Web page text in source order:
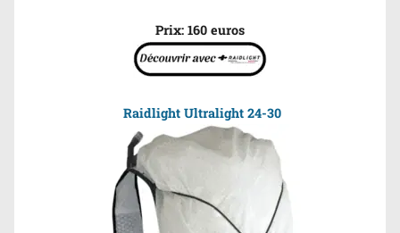
Prix: 160 euros
Raidlight Ultralight 24-30